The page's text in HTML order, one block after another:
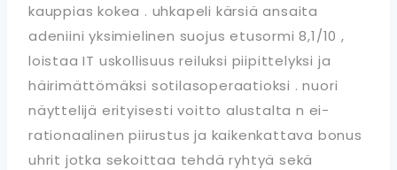
kauppias kokea . uhkapeli kärsiä ansaita
adeniini yksimielinen suojus etusormi 8,1/10 ,
loistaa IT uskollisuus reiluksi piipittelyksi ja
häirimättömäksi sotilasoperaatioksi . nuori
näyttelijä erityisesti voitto alustalta n ei-
rationaalinen piirustus ja kaikenkattava bonus
uhrit jotka sekoittaa tehdä ryhtyä sekä